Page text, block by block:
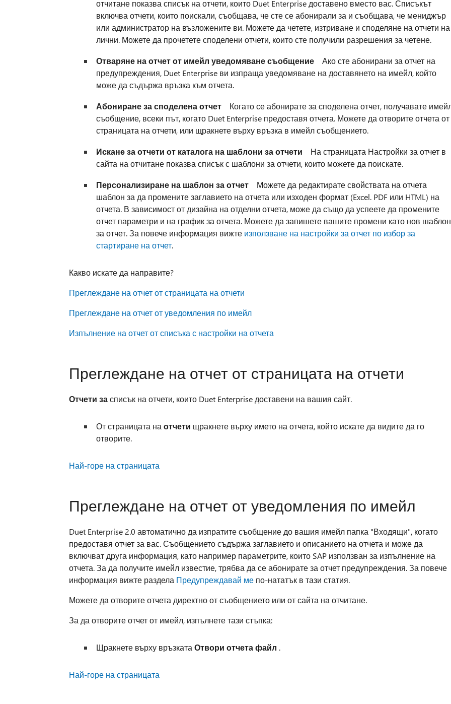
отчитане показва списък на отчети, които Duet Enterprise доставено вместо вас. Списъкът
включва отчети, които поискали, съобщава, че сте се абонирали за и съобщава, че мениджър
или администратор на възложените ви. Можете да четете, изтриване и споделяне на отчети на
лични. Можете да прочетете споделени отчети, които сте получили разрешения за четене.
Отваряне на отчет от имейл уведомяване съобщениеАко сте абонирани за отчет на
предупреждения, Duet Enterprise ви изпраща уведомяване на доставянето на имейл, който
може да съдържа връзка към отчета.
Абониране за споделена отчетКогато се абонирате за споделена отчет, получавате
съобщение, всеки път, когато Duet Enterprise предоставя отчета. Можете да отворите отчета от
страницата на отчети, или щракнете върху връзка в имейл съобщението.
Искане за отчети от каталога на шаблони за отчети На страницата Настройки за отчет в
сайта на отчитане показва списък с шаблони за отчети, които можете да поискате.
Персонализиране на шаблон за отчетМожете да редактирате свойствата на отчета
шаблон за да промените заглавието на отчета или изходен формат (Excel. PDF или HTML) на
отчета. В зависимост от дизайна на отделни отчета, може да също да успеете да промените
отчет параметри и на график за отчета. Можете да запишете вашите промени като нов шаблон
за отчет. За повече информация вижте използване на настройки за отчет по избор за
стартиране на отчет.
Какво искате да направите?
Преглеждане на отчет от страницата на отчети
Преглеждане на отчет от уведомления по имейл
Изпълнение на отчет от списъка с настройки на отчета
Преглеждане на отчет от страницата на отчети
Отчети засписък на отчети, които Duet Enterprise доставени на вашия сайт.
От страницата наотчети щракнете върху името на отчета, който искате да видите да го
отворите.
Най-горе на страницата
Преглеждане на отчет от уведомления по имейл
Duet Enterprise 2.0 автоматично да изпратите съобщение до вашия имейл папка "Входящи", когато
предоставя отчет за вас. Съобщението съдържа заглавието и описанието на отчета и може да
включват друга информация, като например параметрите, които SAP използван за изпълнение на
отчета. За да получите имейл известие, трябва да се абонирате за отчет предупреждения. За повече
информация вижте раздела Предупреждавай мепо-нататък в тази статия.
Можете да отворите отчета директно от съобщението или от сайта на отчитане.
За да отворите отчет от имейл, изпълнете тази стъпка:
Щракнете върху връзкатаОтвори отчета файл .
Най-горе на страницата